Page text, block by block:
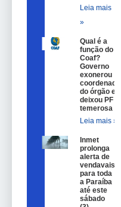
Leia mais
»
Qual é a
função do
Coaf?
Governo
exonerou
coordenador
do órgão e
deixou PF
temerosa
Leia mais »
Inmet
prolonga
alerta de
vendavais
para toda
a Paraíba
até este
sábado